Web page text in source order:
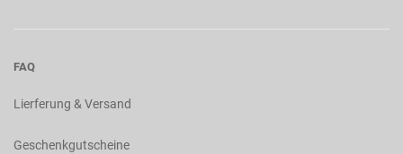
FAQ
Lierferung & Versand
Geschenkgutscheine